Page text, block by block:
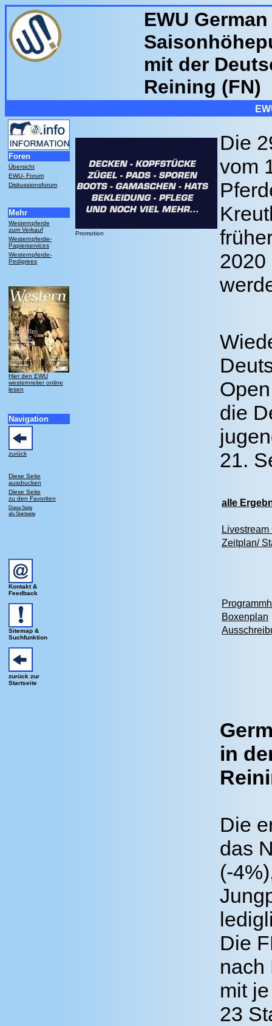
EWU
mit der
Reining (FN)
Foren
Übersicht
EWU- Forum
Diskussionsforum
Mehr
Westernpferde
zum Verkauf
Westernpferde-
Papierservices
Westernpferde-
Pedigrees
Hier den EWU
westernreiter online
lesen
Navigation
zurück
Diese Seite
ausdrucken
Diese Seite
zu den Favoriten
Diese Seite
als Startseite
Kontakt &
Feedback
Sitemap &
Suchfunktion
zurück zur
Startseite
Promotion
Die
vom
2020
die
21.
alle
Zeitplan/
Boxenplan
in
Die
das
(-
Die
nach
mit
23